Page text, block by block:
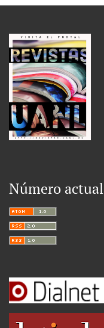
Número actual